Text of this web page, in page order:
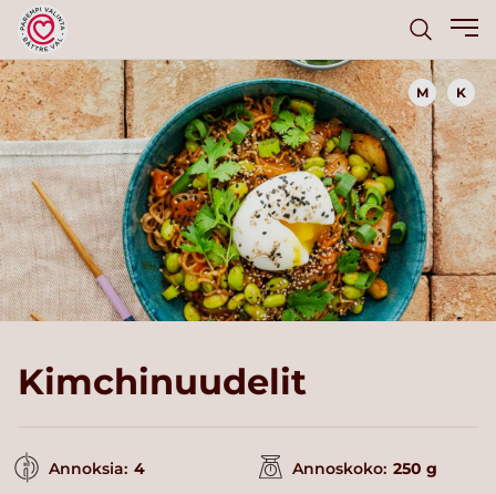
M K
Kimchinuudelit
Annoksia: 4 Annoskoko: 250 g